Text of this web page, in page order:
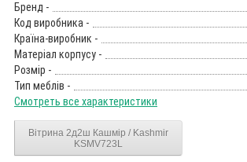
Бренд -
Код виробника -
Країна-виробник -
Матеріал корпусу -
Розмір -
Тип меблів -
Смотреть все характеристики
Вітрина 2д2ш Кашмір / Kashmir
KSMV723L